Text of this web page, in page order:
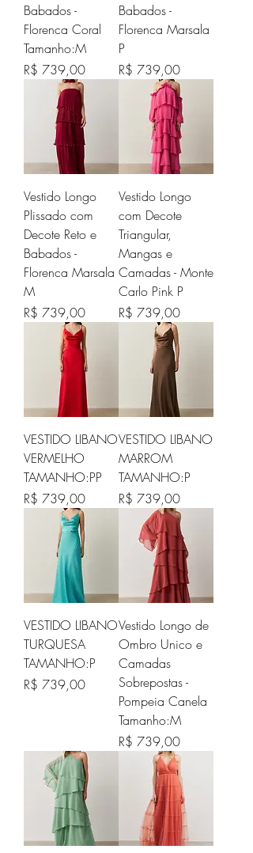
Babados -
Florenca Coral
Tamanho:M
Preço
R$ 739,00
Babados -
Florenca Marsala
P
Preço
R$ 739,00
Vestido Longo
Plissado com
Decote Reto e
Babados -
Florenca Marsala
M
Preço
R$ 739,00
Vestido Longo
com Decote
Triangular,
Mangas e
Camadas - Monte
Carlo Pink P
Preço
R$ 739,00
VESTIDO LIBANO
VERMELHO
TAMANHO:PP
Preço
R$ 739,00
VESTIDO LIBANO
MARROM
TAMANHO:P
Preço
R$ 739,00
VESTIDO LIBANO
TURQUESA
TAMANHO:P
Preço
R$ 739,00
Vestido Longo de
Ombro Unico e
Camadas
Sobrepostas -
Pompeia Canela
Tamanho:M
Preço
R$ 739,00